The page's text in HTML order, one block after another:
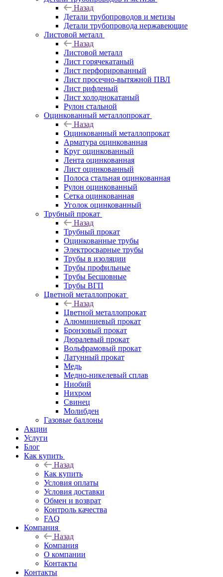
Назад
Детали трубопроводов и метизы
Детали трубопровода нержавеющие
Листовой металл
Назад
Листовой металл
Лист горячекатаный
Лист перфорированный
Лист просечно-вытяжной ПВЛ
Лист рифленый
Лист холоднокатаный
Рулон стальной
Оцинкованный металлопрокат
Назад
Оцинкованный металлопрокат
Арматура оцинкованная
Круг оцинкованный
Лента оцинкованная
Лист оцинкованный
Полоса стальная оцинкованная
Рулон оцинкованный
Сетка оцинкованная
Уголок оцинкованный
Трубный прокат
Назад
Трубный прокат
Оцинкованные трубы
Электросварные трубы
Трубы в изоляции
Трубы профильные
Трубы Бесшовные
Трубы ВГП
Цветной металлопрокат
Назад
Цветной металлопрокат
Алюминиевый прокат
Бронзовый прокат
Дюралевый прокат
Вольфрамовый прокат
Латунный прокат
Медь
Медно-никелевый сплав
Ниобий
Нихром
Свинец
Молибден
Газовые баллоны
Акции
Услуги
Блог
Как купить
Назад
Как купить
Условия оплаты
Условия доставки
Обмен и возврат
Контроль качества
FAQ
Компания
Назад
Компания
О компании
Контакты
Контакты